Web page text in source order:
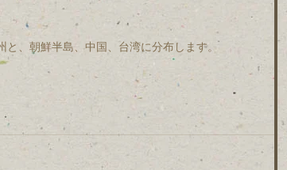
と、朝鮮半島、中国、台湾に分布します。